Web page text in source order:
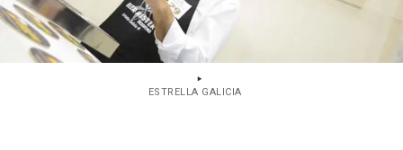
ESTRELLA GALICIA